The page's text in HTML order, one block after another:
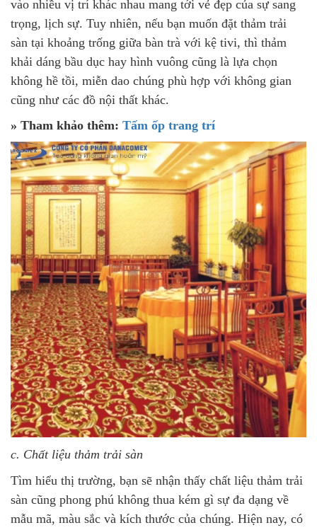
vào nhiều vị trí khác nhau mang tới vẻ đẹp của sự sang
trọng, lịch sự. Tuy nhiên, nếu bạn muốn đặt thảm trải
sàn tại khoảng trống giữa bàn trà với kệ tivi, thì thảm
khải dáng bầu dục hay hình vuông cũng là lựa chọn
không hề tồi, miễn dao chúng phù hợp với không gian
cũng như các đồ nội thất khác.
» Tham khảo thêm: Tấm ốp trang trí
c. Chất liệu thảm trải sàn
Tìm hiểu thị trường, bạn sẽ nhận thấy chất liệu thảm trải
sàn cũng phong phú không thua kém gì sự đa dạng về
mẫu mã, màu sắc và kích thước của chúng. Hiện nay, có